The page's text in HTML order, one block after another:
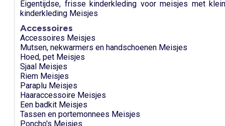
Eigentijdse, frisse kinderkleding voor meisjes met
kinderkleding Meisjes
Accessoires
Accessoires Meisjes
Mutsen, nekwarmers en handschoenen Meisjes
Hoed, pet Meisjes
Sjaal Meisjes
Riem Meisjes
Paraplu Meisjes
Haaraccessoire Meisjes
Een badkit Meisjes
Tassen en portemonnees Meisjes
Poncho's Meisjes